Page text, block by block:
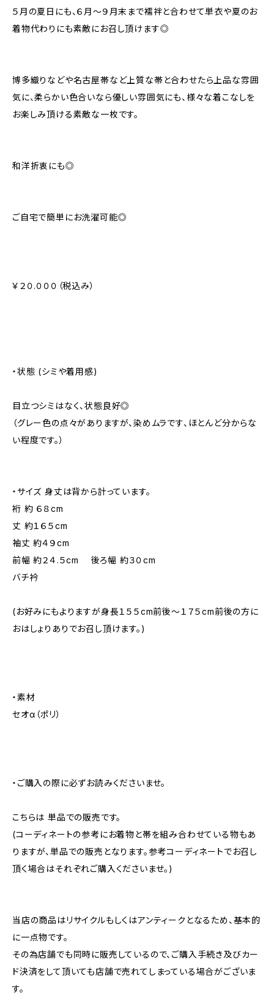
５月の夏日にも、６月～９月末まで襦袢と合わせて単衣や夏のお
着物代わりにも素敵にお召し頂けます◎
博多織りなどや名古屋帯など上質な帯と合わせたら上品な雰囲
気に、柔らかい色合いなら優しい雰囲気にも、様々な着こなしを
お楽しみ頂ける素敵な一枚です。
和洋折衷にも◎
ご自宅で簡単にお洗濯可能◎
￥２０.０００（税込み）
・状態 (シミや着用感)
目立つシミはなく、状態良好◎
（グレー色の点々がありますが、染めムラです、ほとんど分からな
い程度です。）
・サイズ 身丈は背から計っています。
裄 約 ６８cm
丈 約１６５cm
袖丈 約４９cm
前幅 約２４.５cm 後ろ幅 約３０cm
バチ衿
(お好みにもよりますが身長１５５cm前後～１７５cm前後の方に
おはしょりありでお召し頂けます。)
・素材
セオα（ポリ）
・ご購入の際に必ずお読みくださいませ。
こちらは 単品での販売です。
(コーディネートの参考にお着物と帯を組み合わせている物もあ
りますが、単品での販売となります。参考コーディネートでお召し
頂く場合はそれぞれご購入くださいませ。)
当店の商品はリサイクルもしくはアンティークとなるため、基本的
に一点物です。
その為店舗でも同時に販売しているので、ご購入手続き及びカー
ド決済をして頂いても店舗で売れてしまっている場合がございま
す。